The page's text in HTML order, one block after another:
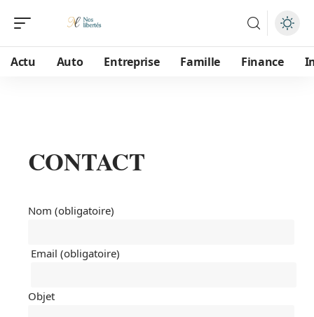
Actu Auto Entreprise Famille Finance
CONTACT
Nom (obligatoire)
Email (obligatoire)
Objet